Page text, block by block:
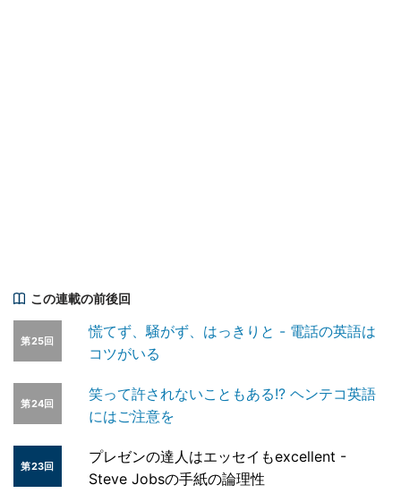
この連載の前後回
第25回
慌てず、騒がず、はっきりと - 電話の英語は
コツがいる
第24回
笑って許されないこともある!? ヘンテコ英語
にはご注意を
第23回
プレゼンの達人はエッセイもexcellent -
Steve Jobsの手紙の論理性